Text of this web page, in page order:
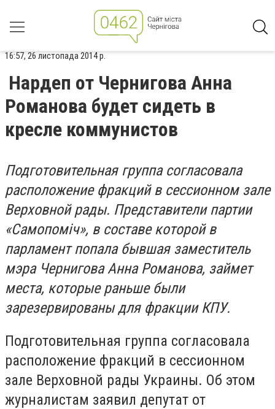
16:57, 26 листопада 2014 р.
Нардеп от Чернигова Анна
Романова будет сидеть в
кресле коммунистов
Подготовительная группа согласовала
расположение фракций в сессионном зале
Верховной рады. Представители партии
«Самопоміч», в составе которой в
парламент попала бывшая заместитель
мэра Чернигова Анна Романова, займет
места, которые раньше были
зарезервированы для фракции КПУ.
Подготовительная группа согласовала
расположение фракций в сессионном
зале Верховной рады Украины. Об этом
журналистам заявил депутат от